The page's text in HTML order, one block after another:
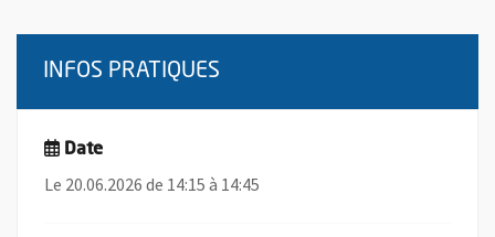
INFOS PRATIQUES
Date
Le 20.06.2026 de 14:15 à 14:45